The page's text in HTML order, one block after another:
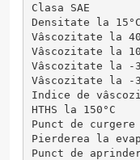
Clasa SAE
Densitate la
Vâscozitate la
Vâscozitate la
Vâscozitate la -
Vâscozitate la -
Indice de
HTHS la 150°C
Punct de
Pierderea la
Punct de